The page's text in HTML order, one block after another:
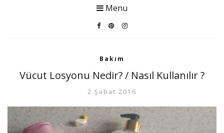
Menu
Bakım
Vücut Losyonu Nedir? / Nasıl Kullanılır ?
2 Şubat 2016